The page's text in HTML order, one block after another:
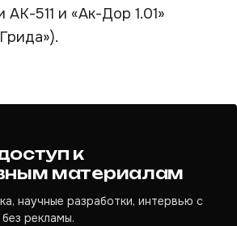
АК-511 и «Ак-Дор 1.01»
к
материалам
научные разработки, интервью с
рекламы.